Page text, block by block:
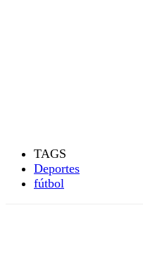
TAGS
Deportes
fútbol